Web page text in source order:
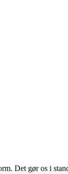
Det gør os i